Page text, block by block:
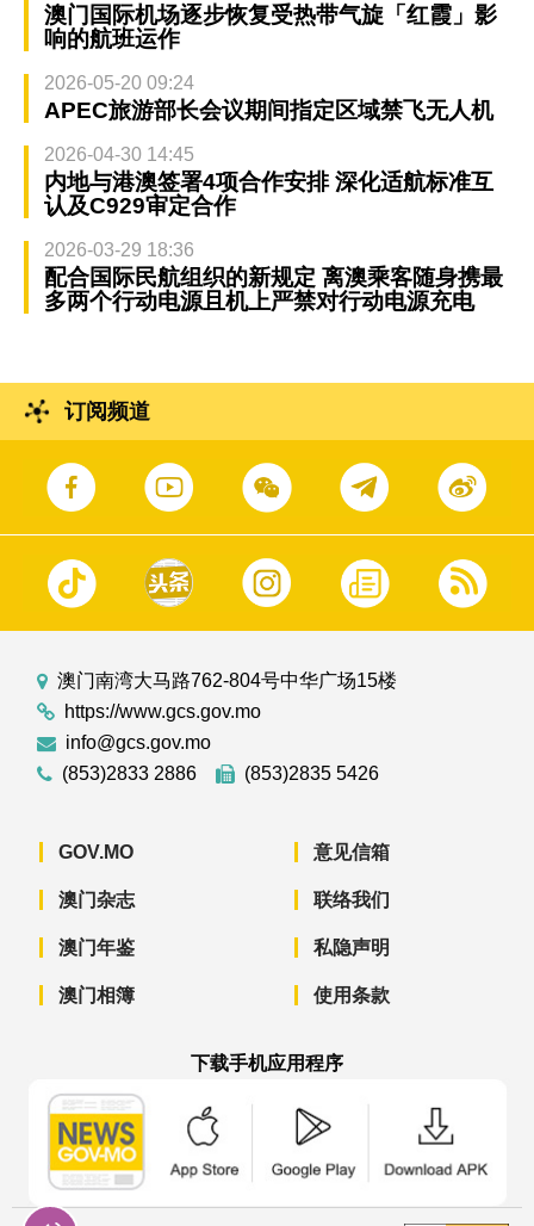
澳门国际机场逐步恢复受热带气旋「红霞」影
响的航班运作
2026-05-20 09:24
APEC旅游部长会议期间指定区域禁飞无人机
2026-04-30 14:45
内地与港澳签署4项合作安排 深化适航标准互
认及C929审定合作
2026-03-29 18:36
配合国际民航组织的新规定 离澳乘客随身携最
多两个行动电源且机上严禁对行动电源充电
订阅频道
澳门南湾大马路762-804号中华广场15楼
https://www.gcs.gov.mo
info@gcs.gov.mo
(853)2833 2886
(853)2835 5426
GOV.MO
澳门杂志
澳门年鉴
澳门相簿
意见信箱
联络我们
私隐声明
使用条款
下载手机应用程序